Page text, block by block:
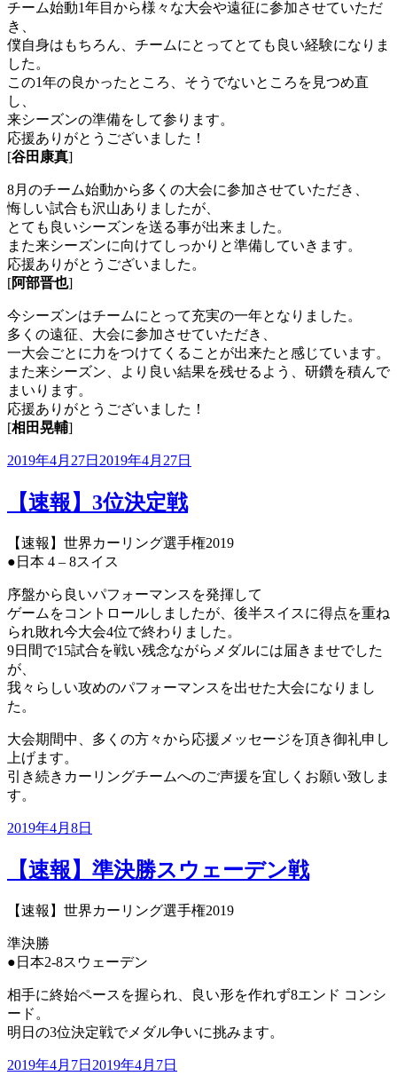
チーム始動1年目から様々な大会や遠征に参加させていただ
き、
僕自身はもちろん、チームにとってとても良い経験になりま
した。
この1年の良かったところ、そうでないところを見つめ直
し、
来シーズンの準備をして参ります。
応援ありがとうございました！
[谷田康真]
8月のチーム始動から多くの大会に参加させていただき、
悔しい試合も沢山ありましたが、
とても良いシーズンを送る事が出来ました。
また来シーズンに向けてしっかりと準備していきます。
応援ありがとうございました。
[阿部晋也]
今シーズンはチームにとって充実の一年となりました。
多くの遠征、大会に参加させていただき、
一大会ごとに力をつけてくることが出来たと感じています。
また来シーズン、より良い結果を残せるよう、研鑽を積んで
まいります。
応援ありがとうございました！
[相田晃輔]
投
日:
2019年4月27日 2019年4月27日
【速報】3位決定戦
【速報】世界カーリング選手権2019
●日本 4 – 8スイス
序盤から良いパフォーマンスを発揮して
ゲームをコントロールしましたが、後半スイスに得点を重ね
られ敗れ今大会4位で終わりました。
9日間で15試合を戦い残念ながらメダルには届きませでした
が、
我々らしい攻めのパフォーマンスを出せた大会になりまし
た。
大会期間中、多くの方々から応援メッセージを頂き御礼申し
上げます。
引き続きカーリングチームへのご声援を宜しくお願い致しま
す。
投
日:
2019年4月8日
【速報】準決勝スウェーデン戦
【速報】世界カーリング選手権2019
準決勝
●日本2-8スウェーデン
相手に終始ペースを握られ、良い形を作れず8エンド コンシ
ード。
明日の3位決定戦でメダル争いに挑みます。
投
2019年4月7日 2019年4月7日